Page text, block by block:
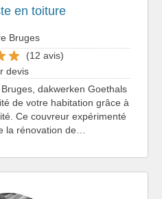
en toiture
Bruges
(12 avis)
devis
dakwerken Goethals
de votre habitation grâce à
Ce couvreur expérimenté
la rénovation de…